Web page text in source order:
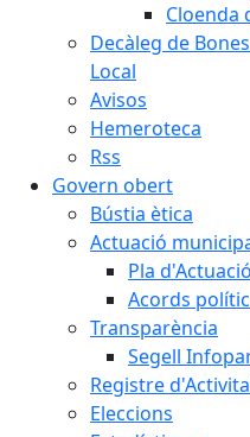
Cloenda
Decàleg de
Local
Avisos
Hemeroteca
Rss
Govern obert
Bústia ètica
Actuació
Pla
Acords
Transparència
Segell
Registre
Eleccions